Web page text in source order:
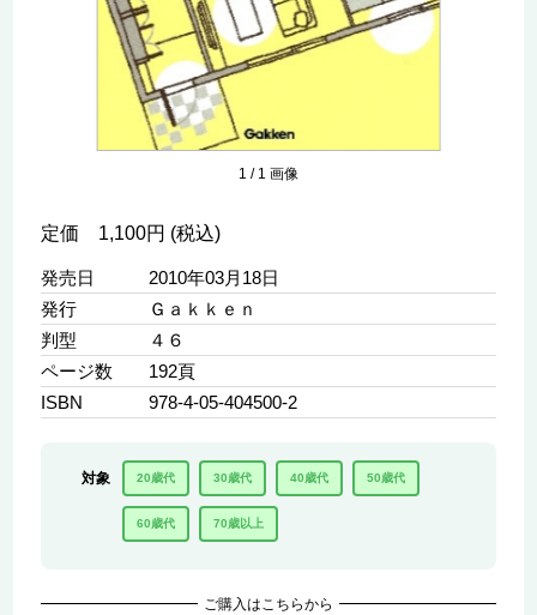
1 / 1 画像
定価 1,100円 (税込)
発売日
2010年03月18日
発行
Ｇａｋｋｅｎ
判型
４６
ページ数
192頁
ISBN
978-4-05-404500-2
対象 20歳代 30歳代 40歳代 50歳代
60歳代 70歳以上
ご購入はこちらから